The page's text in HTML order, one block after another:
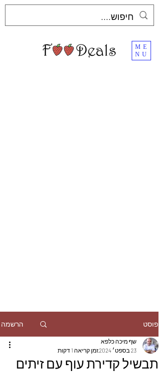
ME
NU
פוסט הרשמה
תבשיל קדירת עוף עם זיתים
שף מיכה כלפא
23 בספט׳ 2024
זמן קריאה 1 דקות